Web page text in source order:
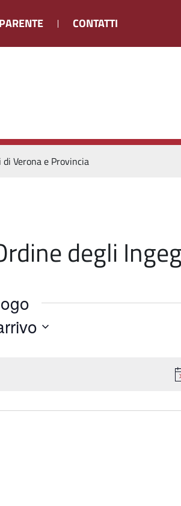
CONTATTI
Verona e Provincia
degli